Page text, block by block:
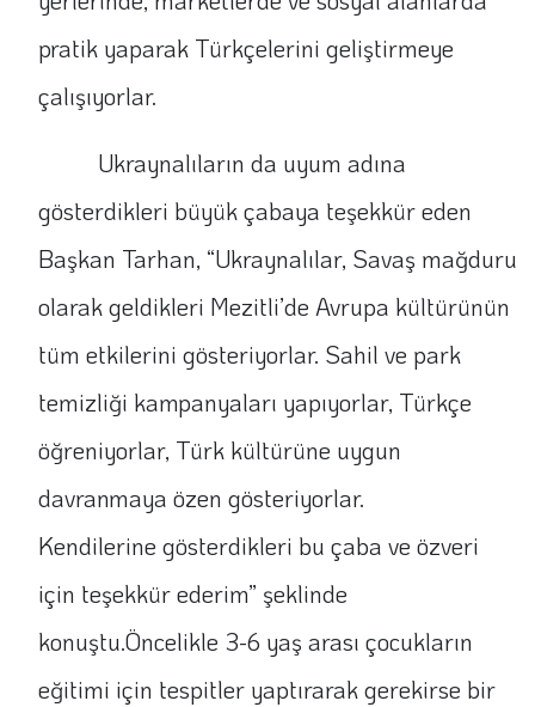
pratik yaparak Türkçelerini geliştirmeye
çalışıyorlar.
Ukraynalıların da uyum adına
gösterdikleri büyük çabaya teşekkür eden
Başkan Tarhan, “Ukraynalılar, Savaş mağduru
olarak geldikleri Mezitli’de Avrupa kültürünün
tüm etkilerini gösteriyorlar. Sahil ve park
temizliği kampanyaları yapıyorlar, Türkçe
öğreniyorlar, Türk kültürüne uygun
davranmaya özen gösteriyorlar.
Kendilerine gösterdikleri bu çaba ve özveri
için teşekkür ederim” şeklinde
konuştu.Öncelikle 3-6 yaş arası çocukların
eğitimi için tespitler yaptırarak gerekirse bir